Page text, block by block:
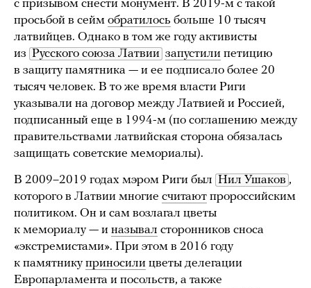
с призывом снести монумент. В 2019-м с такой
просьбой в сейм обратилось больше 10 тысяч
латвийцев. Однако в том же году активисты
из Русского союза Латвии запустили петицию
в защиту памятника — и ее подписало более 20
тысяч человек. В то же время власти Риги
указывали на договор между Латвией и Россией,
подписанный еще в 1994-м (по соглашению между
правительствами латвийская сторона обязалась
защищать советские мемориалы).
В 2009–2019 годах мэром Риги был Нил Ушаков ,
которого в Латвии многие считают пророссийским
политиком. Он и сам возлагал цветы
к мемориалу — и называл сторонников сноса
«экстремистами». При этом в 2016 году
к памятникуприносили цветы делегации
Европарламента и посольств, а также